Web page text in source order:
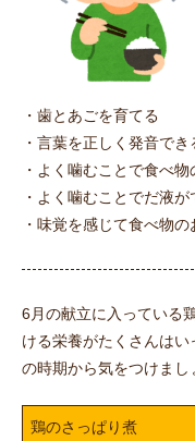
・歯とあごを育てる
・言葉を正しく発音でき
・よく噛むことで食べ
・よく噛むことでだ液
・味覚を感じて食べ物
6月の献立に入っている
ける栄養がたくさんは
の時期から気をつけまし
鶏のさっぱり煮